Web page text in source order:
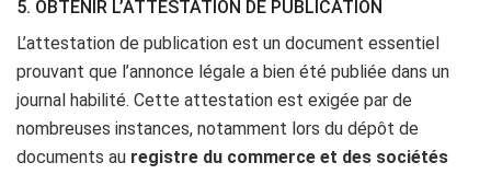
5. OBTENIR L’ATTESTATION DE PUBLICATION
L’attestation de publication est un document essentiel
prouvant que l’annonce légale a bien été publiée dans un
journal habilité. Cette attestation est exigée par de
nombreuses instances, notamment lors du dépôt de
documents au registre du commerce et des sociétés